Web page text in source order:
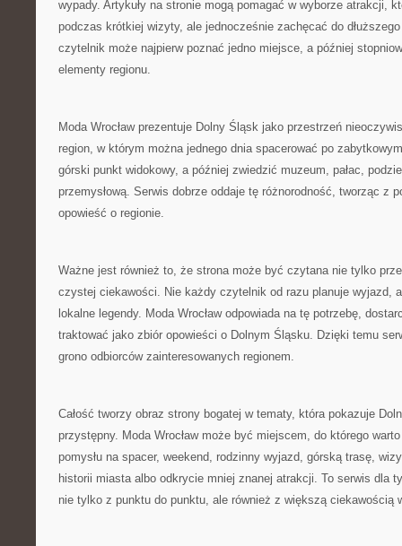
wypady. Artykuły na stronie mogą pomagać w wyborze atrakcji,
podczas krótkiej wizyty, ale jednocześnie zachęcać do
czytelnik może najpierw poznać jedno miejsce, a później
elementy regionu.
Moda Wrocław prezentuje Dolny Śląsk jako przestrzeń
region, w którym można jednego dnia spacerować po
górski punkt widokowy, a później zwiedzić muzeum, pałac,
przemysłową. Serwis dobrze oddaje tę różnorodność, tworząc z
opowieść o regionie.
Ważne jest również to, że strona może być czytana nie tylko
czystej ciekawości. Nie każdy czytelnik od razu planuje wyjazd,
lokalne legendy. Moda Wrocław odpowiada na tę potrzebę,
traktować jako zbiór opowieści o Dolnym Śląsku. Dzięki temu
grono odbiorców zainteresowanych regionem.
Całość tworzy obraz strony bogatej w tematy, która pokazuje
przystępny. Moda Wrocław może być miejscem, do którego
pomysłu na spacer, weekend, rodzinny wyjazd, górską trasę,
historii miasta albo odkrycie mniej znanej atrakcji. To serwis dla
nie tylko z punktu do punktu, ale również z większą ciekawością